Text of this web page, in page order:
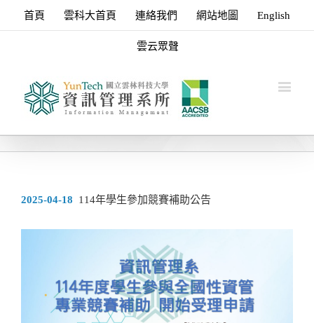
首頁 雲科大首頁 連絡我們 網站地圖 English
雲云眾聲
2025-04-18 114年學生參加競賽補助公告